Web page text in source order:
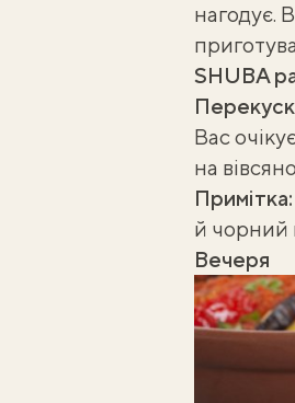
нагодує.
SHUBA
Вас
на
Примітка:
й чорний
Вечеря